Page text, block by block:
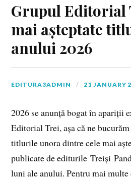
Grupul Editorial
mai așteptate
anului 2026
EDITURA3ADMIN 21 JANUARY
2026 se anunță bogat în apariții
Editorial Trei, așa că ne
titlurile unora dintre cele mai
publicate de editurile Treiși
luni ale anului. Pentru mai